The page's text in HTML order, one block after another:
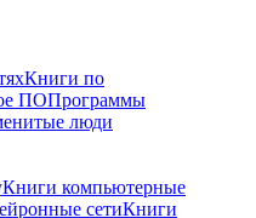
Книги по
ПОПрограммы
люди
Книги компьютерные
сетиКниги